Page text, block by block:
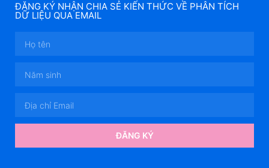
ĐĂNG KÝ NHẬN CHIA SẺ KIẾN THỨC VỀ PHÂN TÍCH
DỮ LIỆU QUA EMAIL
ĐĂNG KÝ